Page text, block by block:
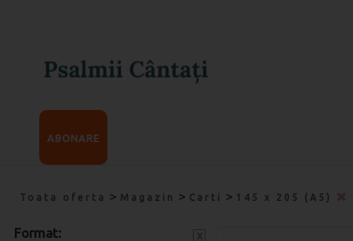
ABONARE
Toata oferta > Magazin > Carti > 145 x 205 (A5)
Format: